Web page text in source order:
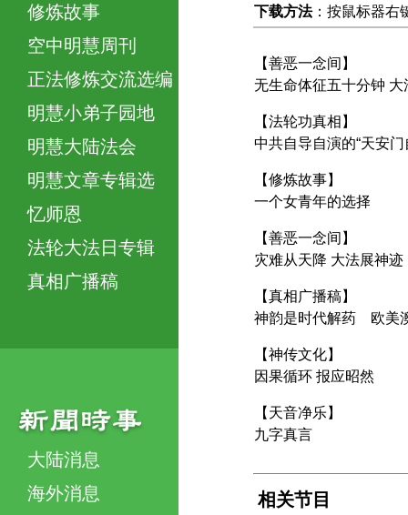
修炼故事
空中明慧周刊
正法修炼交流选编
明慧小弟子园地
明慧大陆法会
明慧文章专辑选
忆师恩
法轮大法日专辑
真相广播稿
大陆消息
海外消息
下载方法：按鼠标器右
【善恶一念间】
无生命体征五十分钟 大
【法轮功真相】
中共自导自演的“天安门
【修炼故事】
一个女青年的选择
【善恶一念间】
灾难从天降 大法展神迹
【真相广播稿】
神韵是时代解药 欧美
【神传文化】
因果循环 报应昭然
【天音净乐】
九字真言
相关节目